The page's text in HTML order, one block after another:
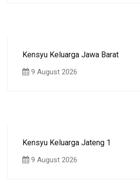
Kensyu Keluarga Jawa Barat
9 August 2026
Kensyu Keluarga Jateng 1
9 August 2026